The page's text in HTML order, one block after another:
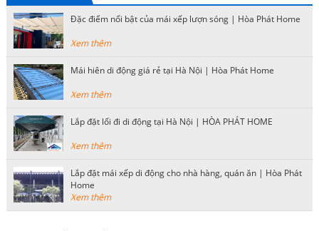
Đặc điểm nổi bật của mái xếp lượn sóng | Hòa Phát Home
Xem thêm
Mái hiên di động giá rẻ tại Hà Nội | Hòa Phát Home
Xem thêm
Lắp đặt lối đi di động tại Hà Nội | HÒA PHÁT HOME
Xem thêm
Lắp đặt mái xếp di động cho nhà hàng, quán ăn | Hòa Phát
Home
Xem thêm